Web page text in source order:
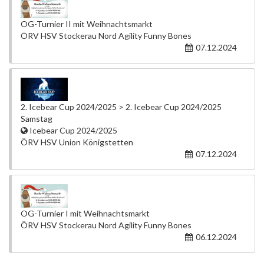
OG-Turnier II mit Weihnachtsmarkt
ÖRV HSV Stockerau Nord Agility Funny Bones
07.12.2024
2. Icebear Cup 2024/2025 > 2. Icebear Cup 2024/2025
Samstag
Icebear Cup 2024/2025
ÖRV HSV Union Königstetten
07.12.2024
OG-Turnier I mit Weihnachtsmarkt
ÖRV HSV Stockerau Nord Agility Funny Bones
06.12.2024